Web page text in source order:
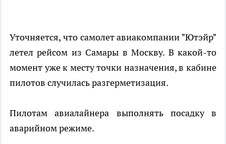
Уточняется, что самолет авиакомпании "Ютэйр"
летел рейсом из Самары в Москву. В какой-то
момент уже к месту точки назначения, в кабине
пилотов случилась разгерметизация.
Пилотам авиалайнера выполнять посадку в
аварийном режиме.